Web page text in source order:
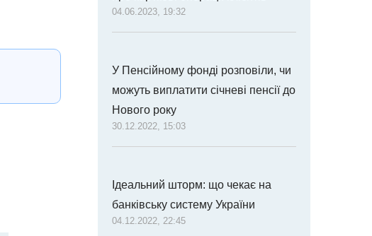
04.06.2023, 19:32
У Пенсійному фонді розповіли, чи
можуть виплатити січневі пенсії до
Нового року
30.12.2022, 15:03
Ідеальний шторм: що чекає на
банківську систему України
04.12.2022, 22:45